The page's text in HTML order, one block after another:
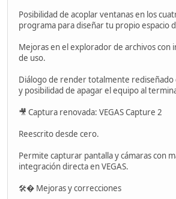
Posibilidad de acoplar ventanas en los
programa para diseñar tu propio espacio
Mejoras en el explorador de archivos con
de uso.
Diálogo de render totalmente
y posibilidad de apagar el equipo al
🎥 Captura renovada: VEGAS Capture 2
Reescrito desde cero.
Permite capturar pantalla y cámaras con
integración directa en VEGAS.
🛠� Mejoras y correcciones